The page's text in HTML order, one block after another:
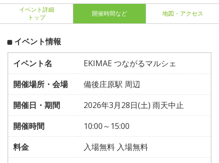
イベント詳細
トップ
開催時間など 地図・アクセス
イベント情報
イベント名
EKIMAE つながるマルシェ
開催場所・会場
備後庄原駅 周辺
開催日・期間
2026年3月28日(土) 雨天中止
開催時間
10:00～15:00
料金
入場無料 入場無料